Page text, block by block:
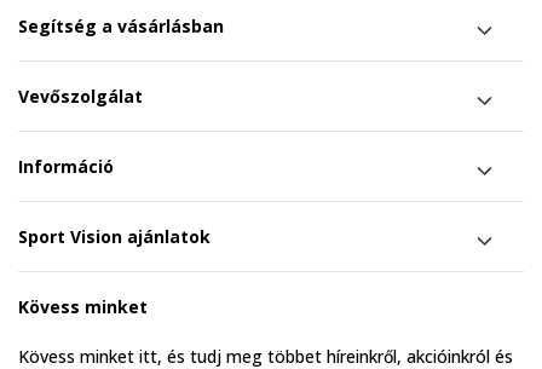
Segítség a vásárlásban
Vevőszolgálat
Információ
Sport Vision ajánlatok
Kövess minket
Kövess minket itt, és tudj meg többet híreinkről, akcióinkról és